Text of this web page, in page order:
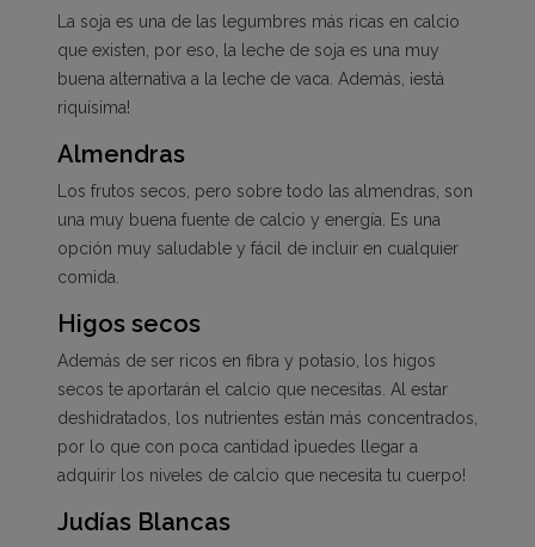
La soja es una de las legumbres más ricas en calcio
que existen, por eso, la leche de soja es una muy
buena alternativa a la leche de vaca. Además, ¡está
riquísima!
Almendras
Los frutos secos, pero sobre todo las almendras, son
una muy buena fuente de calcio y energía. Es una
opción muy saludable y fácil de incluir en cualquier
comida.
Higos secos
Además de ser ricos en fibra y potasio, los higos
secos te aportarán el calcio que necesitas. Al estar
deshidratados, los nutrientes están más concentrados,
por lo que con poca cantidad ¡puedes llegar a
adquirir los niveles de calcio que necesita tu cuerpo!
Judías Blancas